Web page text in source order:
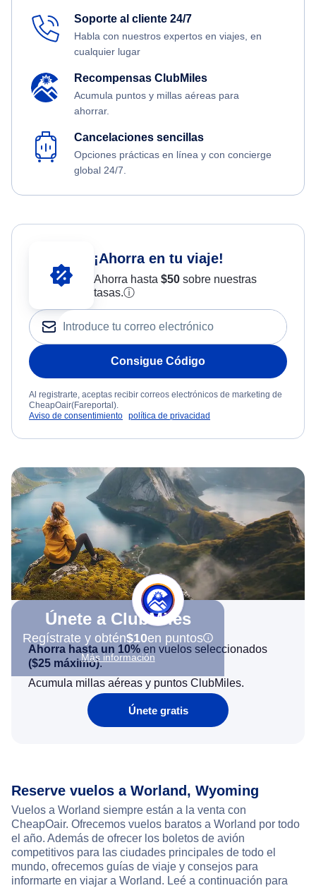
Soporte al cliente 24/7
Habla con nuestros expertos en viajes, en
cualquier lugar
Recompensas ClubMiles
Acumula puntos y millas aéreas para
ahorrar.
Cancelaciones sencillas
Opciones prácticas en línea y con concierge
global 24/7.
¡Ahorra en tu viaje!
Ahorra hasta $50sobre nuestras
tasas.ⓘ
Consigue Código
Al registrarte, aceptas recibir correos electrónicos de marketing de
CheapOair(Fareportal).
Aviso de consentimiento política de privacidad
Únete a ClubMiles
Regístrate y obtén$10en puntos
Más información
Ahorra hasta un 10% en vuelos seleccionados
($25 máximo).
Acumula millas aéreas y puntos ClubMiles.
Únete gratis
Reserve vuelos a Worland, Wyoming
Vuelos a Worland siempre están a la venta con
CheapOair. Ofrecemos vuelos baratos a Worland por todo
el año. Además de ofrecer los boletos de avión
competitivos para las ciudades principales de todo el
mundo, ofrecemos guías de viaje y consejos para
informarte en viajar a Worland. Leé a continuación para